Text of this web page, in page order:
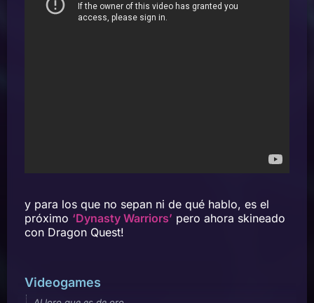
y para los que no sepan ni de qué hablo, es el
próximo ‘Dynasty Warriors’ pero ahora skineado
con Dragon Quest!
Videogames